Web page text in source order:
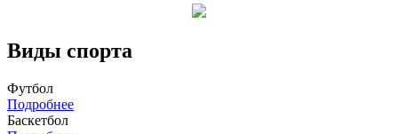
Виды спорта
Футбол
Подробнее
Баскетбол